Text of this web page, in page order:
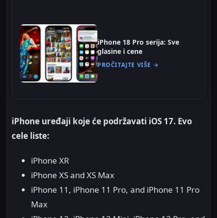
iPhone 18 Pro serija: Sve
glasine i cene
PROČITAJTE VIŠE →
iPhone uređaji koje će podržavati iOS 17. Evo
cele liste:
iPhone XR
iPhone XS and XS Max
iPhone 11, iPhone 11 Pro, and iPhone 11 Pro
Max